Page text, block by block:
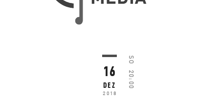
16
DEZ
2018
SO
20:00